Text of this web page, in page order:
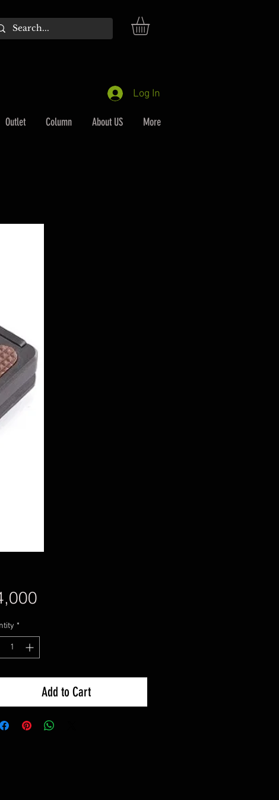
Log In
Outlet Column About US More
Price
*
Add to Cart